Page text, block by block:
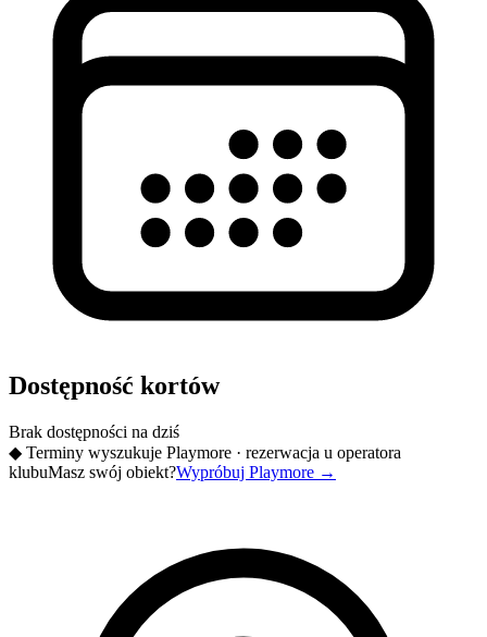
Dostępność kortów
Brak dostępności na dziś
◆ Terminy wyszukuje Playmore · rezerwacja u operatora
klubuMasz swój obiekt?Wypróbuj Playmore →